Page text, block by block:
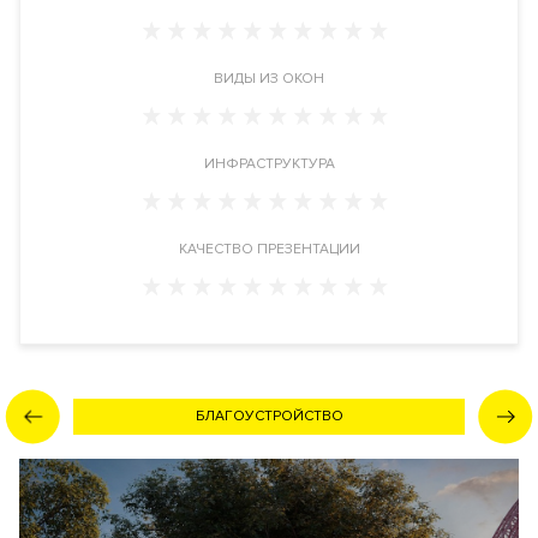
Ансамбль клубных резиденций Ривер Резиденс имеет
поквартирного мультизонального кондиционирования,
малошумные лифты. Автоматизированная система
диспетчеризации инженерного оборудования здания.
Автоматическая система пожаротушения, противопожарная
сигнализация.
ВИДЫ ИЗ ОКОН
ИНФРАСТРУКТУРА
КАЧЕСТВО ПРЕЗЕНТАЦИИ
БЛАГОУСТРОЙСТВО